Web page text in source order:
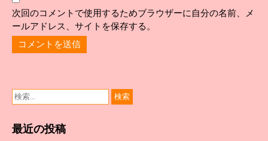
次回のコメントで使用するためブラウザーに自分の名前、メ
ールアドレス、サイトを保存する。
最近の投稿